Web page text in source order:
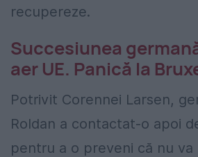
recupereze.
Succesiunea
aer UE. Panică la
Potrivit Corennei Larsen,
Roldan a contactat-o apoi
pentru a o preveni că nu va